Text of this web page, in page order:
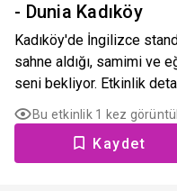
- Dunia Kadıköy
Kadıköy'de İngilizce
sahne aldığı, samimi ve
seni bekliyor. Etkinlik
Bu etkinlik 1 kez
Kaydet